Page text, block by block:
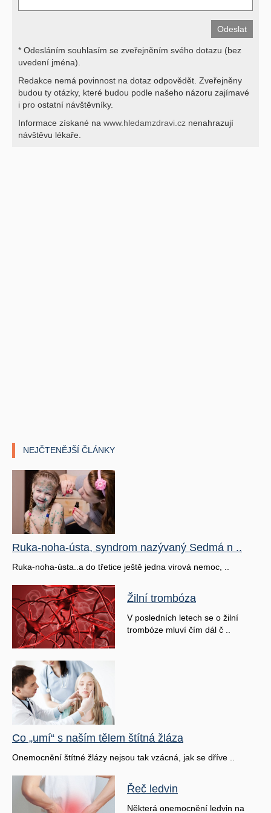
* Odesláním souhlasím se zveřejněním svého dotazu (bez
uvedení jména).
Redakce nemá povinnost na dotaz odpovědět. Zveřejněny
budou ty otázky, které budou podle našeho názoru zajímavé
i pro ostatní návštěvníky.
Informace získané na www.hledamzdravi.cz nenahrazují
návštěvu lékaře.
NEJČTENĚJŠÍ ČLÁNKY
Ruka-noha-ústa, syndrom nazývaný Sedmá n ..
Ruka-noha-ústa..a do třetice ještě jedna virová nemoc, ..
Žilní trombóza
V posledních letech se o žilní
trombóze mluví čím dál č ..
Co „umí“ s naším tělem štítná žláza
Onemocnění štítné žlázy nejsou tak vzácná, jak se dříve ..
Řeč ledvin
Některá onemocnění ledvin na